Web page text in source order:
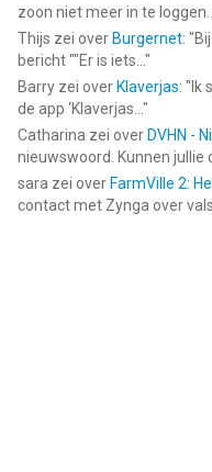
zoon niet meer in te loggen....
Thijs zei over Burgernet: "
bericht ""Er is iets... "
Barry zei over Klaverjas: " Ik
de app ‘Klaverjas... "
Catharina zei over DVHN -
nieuwswoord. Kunnen jullie
sara zei over FarmVille 2:
contact met Zynga over